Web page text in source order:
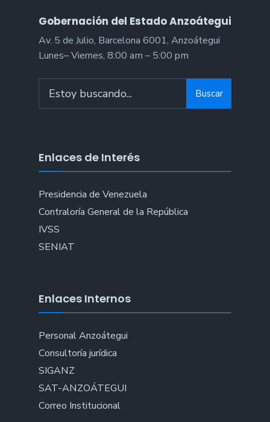
Gobernación del Estado Anzoátegui
Av. 5 de Julio, Barcelona 6001, Anzoátegui
Lunes– Viernes, 8:00 am – 5:00 pm
for:
Buscar
Enlaces de Interés
Presidencia de Venezuela
Contraloría General de la República
IVSS
SENIAT
Enlaces Internos
Personal Anzoátegui
Consultoría jurídica
SIGANZ
SAT-ANZOÁTEGUI
Correo Institucional